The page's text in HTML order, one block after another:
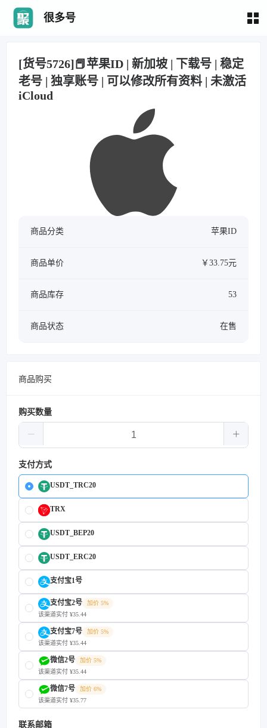
很多号
[货号5726]📕苹果ID | 新加坡 | 下载号 | 稳定
老号 | 独享账号 | 可以修改所有资料 | 未激活
iCloud
商品分类 苹果ID
商品单价 ￥33.75元
商品库存 53
商品状态 在售
商品购买
购买数量
支付方式
USDT_TRC20
TRX
USDT_BEP20
USDT_ERC20
支付宝1号
支付宝2号
加价 5%
该渠道实付 ¥35.44
支付宝7号
加价 5%
该渠道实付 ¥35.44
微信2号
加价 5%
该渠道实付 ¥35.44
微信7号
加价 6%
该渠道实付 ¥35.77
联系邮箱